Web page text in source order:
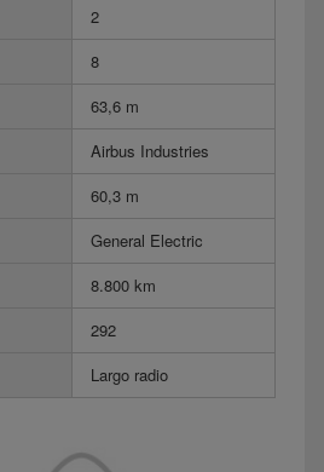
2
8
63,6 m
Airbus Industries
60,3 m
General Electric
8.800 km
292
Largo radio